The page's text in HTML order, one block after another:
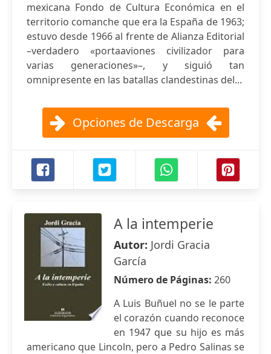
mexicana Fondo de Cultura Económica en el
territorio comanche que era la España de 1963;
estuvo desde 1966 al frente de Alianza Editorial
–verdadero «portaaviones civilizador para
varias generaciones»–, y siguió tan
omnipresente en las batallas clandestinas del...
Opciones de Descarga
A la intemperie
Autor: Jordi Gracia
García
Número de Páginas: 260
A Luis Buñuel no se le parte
el corazón cuando reconoce
en 1947 que su hijo es más
americano que Lincoln, pero a Pedro Salinas se